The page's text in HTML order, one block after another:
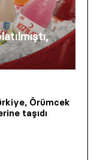
Örümcek
taşıdı